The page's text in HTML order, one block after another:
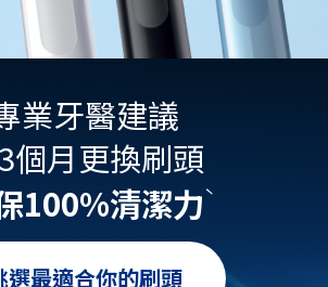
業牙醫建議
個月更換刷頭
100%清潔力ˋ
選最適合你的刷頭